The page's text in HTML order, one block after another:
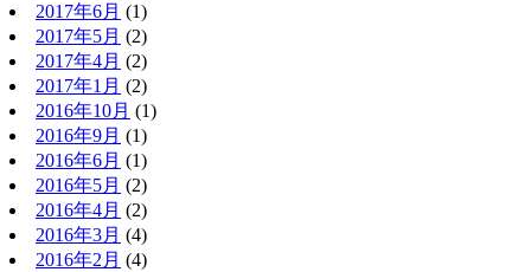
2017年6月 (1)
2017年5月 (2)
2017年4月 (2)
2017年1月 (2)
2016年10月 (1)
2016年9月 (1)
2016年6月 (1)
2016年5月 (2)
2016年4月 (2)
2016年3月 (4)
2016年2月 (4)